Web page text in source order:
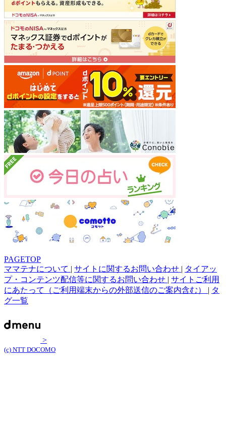
PAGETOP
ママテナについて | サイトに関するお問い合わせ | タイアッ
プ・コンテンツ配信等に関するお問い合わせ | サイトご利用
にあたって（ご利用端末からの外部送信のご案内含む） | タ
グ一覧
>
(c) NTT DOCOMO